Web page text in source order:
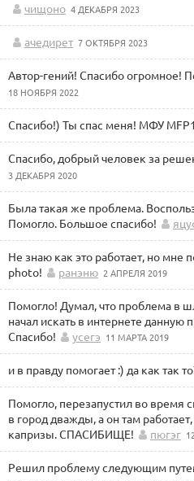
чищоно 4 ДЕКАБРЯ 2023
ачедирет 7 ОКТЯБРЯ 2023
Автор-гений! Спасибо огромное!
18 НОЯБРЯ 2022
Спасибо!) Ты спас меня! МФУ
Спасибо, добрый человек за
3 ДЕКАБРЯ 2020
Была такая же проблема.
Помогло. Большое спасибо!
Не знаю как это работает, но мне
photo!
ранэню 2 АПРЕЛЯ 2019
Помогло! Думал, что проблема в
начал искать в интернете
Спасибо!
усегэ 11 МАРТА 2019
и в правду помогает :) да как так
Помогло, перезапустил во время
в город дважды, а он там
капризы. СПАСИБИЩЕ!
пюгэг
Решил проблему следующим